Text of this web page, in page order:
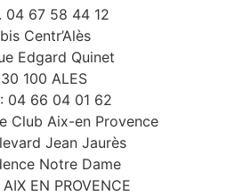
04 67 58 44 12
Centr’Alès
Edgard Quinet
30 100 ALES
04 66 04 01 62
Club Aix-en Provence
Jean Jaurès
Notre Dame
EN PROVENCE